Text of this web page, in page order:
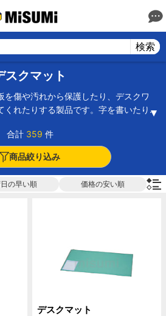
検索
スクマット
を傷や汚れから保護したり、デスクワ
くれたりする製品です。字を書いたり
プのデスクマットもあれば、アクリル
ものもあります。透明のデスクマット
ともでき、コピーのインクなどが転写
るものが多いです。サイズもさまざま
手に応じて選択する必要がありま
る際に使うカッティング用のマット
目盛りが付いたものや傷の付きにく
合計 359 件
商品絞り込み
の早い順 価格の安い順
デスクマット